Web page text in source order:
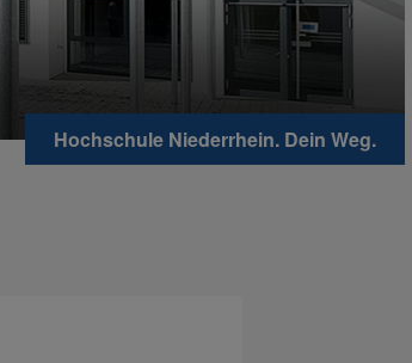
Hochschule Niederrhein. Dein Weg.